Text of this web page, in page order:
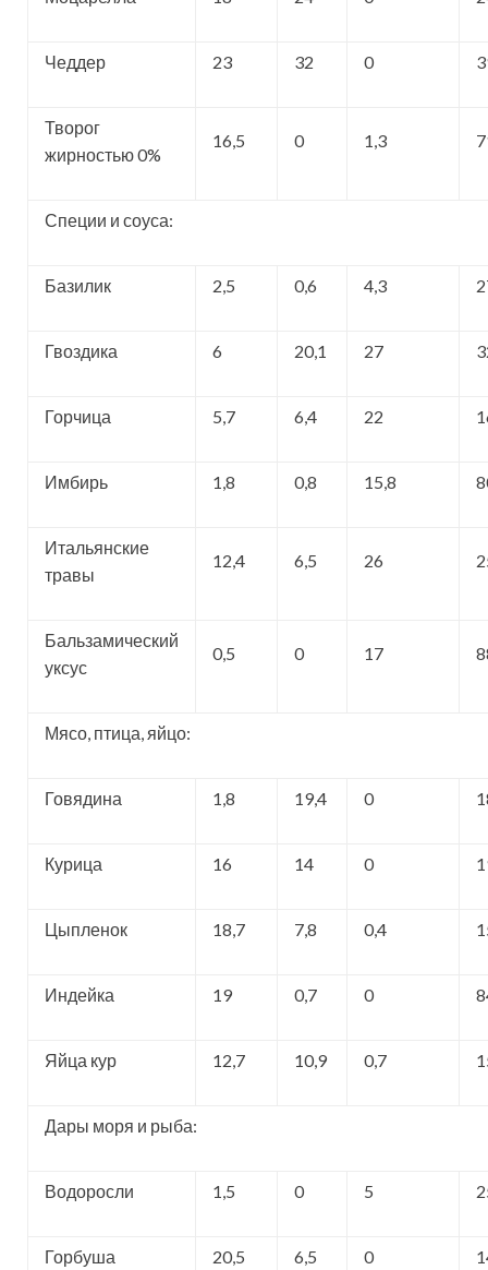
Чеддер 23 32 0
Творог
жирностью 0%
16,5 0 1,3
Специи и соуса:
Базилик 2,5 0,6 4,3
Гвоздика 6 20,1 27
Горчица 5,7 6,4 22
Имбирь 1,8 0,8 15,8
Итальянские
травы
12,4 6,5 26
Бальзамический
уксус
0,5 0 17
Мясо, птица, яйцо:
Говядина 1,8 19,4 0
Курица 16 14 0
Цыпленок 18,7 7,8 0,4
Индейка 19 0,7 0
Яйца кур 12,7 10,9 0,7
Дары моря и рыба:
Водоросли 1,5 0 5
Горбуша 20,5 6,5 0